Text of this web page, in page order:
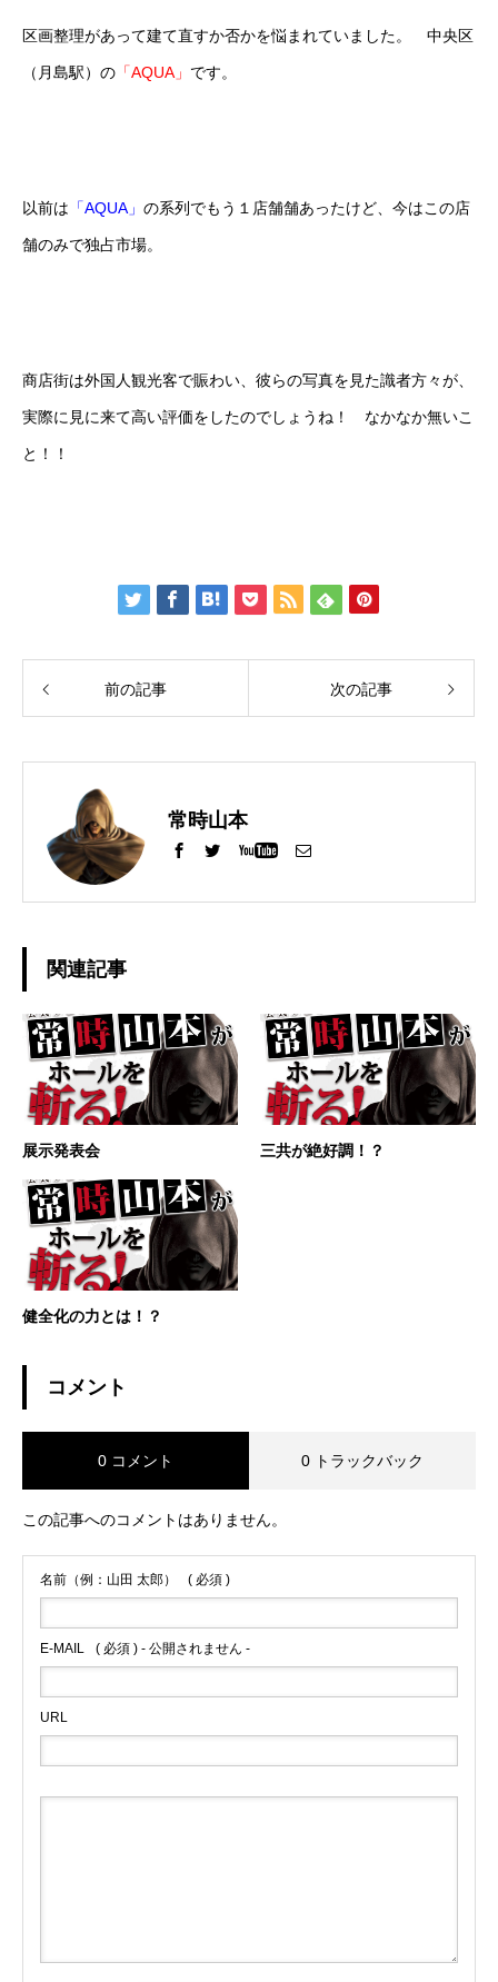
区画整理があって建て直すか否かを悩まれていました。 中央区
（月島駅）の 「AQUA」 です。
以前は 「AQUA」 の系列でもう１店舗舗あったけど、今はこの店
舗のみで独占市場。
商店街は外国人観光客で賑わい、彼らの写真を見た識者方々が、
実際に見に来て高い評価をしたのでしょうね！ なかなか無いこ
と！！
前の記事 次の記事
常時山本
関連記事
展示発表会 三共が絶好調！？
健全化の力とは！？
コメント
0 コメント 0 トラックバック
この記事へのコメントはありません。
名前（例：山田 太郎） ( 必須 )
E-MAIL ( 必須 ) - 公開されません -
URL